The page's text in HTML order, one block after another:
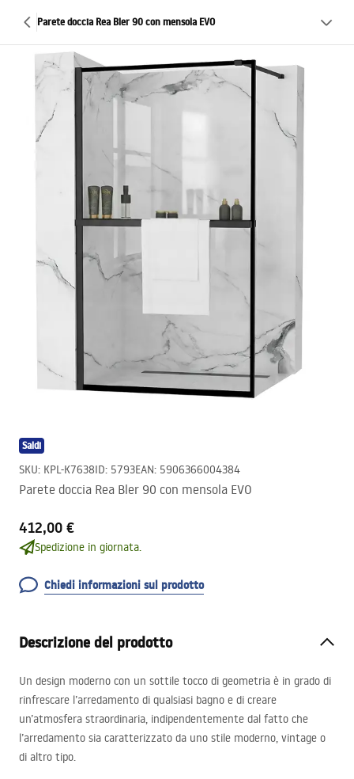
Parete doccia Rea Bler 90 con mensola EVO
Saldi
SKU: KPL-K7638ID: 5793EAN: 5906366004384
Parete doccia Rea Bler 90 con mensola EVO
412,00 €
Spedizione in giornata.
Chiedi informazioni sul prodotto
Descrizione del prodotto
Un design moderno con un sottile tocco di geometria è in grado di
rinfrescare l’arredamento di qualsiasi bagno e di creare
un’atmosfera straordinaria, indipendentemente dal fatto che
l’arredamento sia caratterizzato da uno stile moderno, vintage o
di altro tipo.